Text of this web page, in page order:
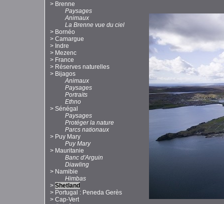
> Brenne
Paysages
Animaux
La Brenne vue du ciel
> Bornéo
> Camargue
> Indre
> Mezenc
> France
> Réserves naturelles
> Bijagos
Animaux
Paysages
Portraits
Ethno
> Sénégal
Paysages
Protéger la nature
Parcs nationaux
> Puy Mary
Puy Mary
> Mauritanie
Banc d'Arguin
Diawling
> Namibie
Himbas
> Shetland
> Portugal : Peneda Gerès
> Cap-Vert